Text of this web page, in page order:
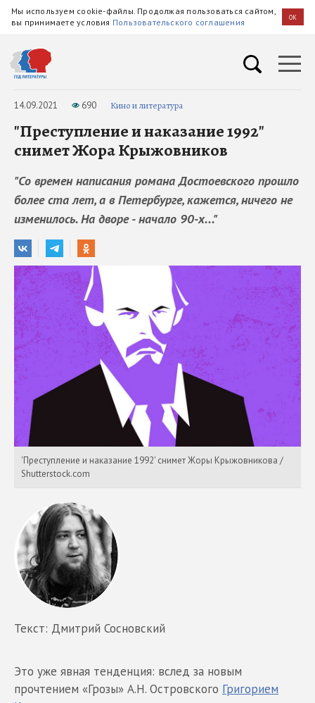
Мы используем cookie-файлы. Продолжая пользоваться сайтом,
вы принимаете условия Пользовательского соглашения OK
14.09.2021 690 Кино и литература
"Преступление и наказание 1992"
снимет Жора Крыжовников
"Со времен написания романа Достоевского прошло
более ста лет, а в Петербурге, кажется, ничего не
изменилось. На дворе - начало 90-х..."
'Преступление и наказание 1992' снимет Жоры Крыжовникова /
Shutterstock.com
Текст: Дмитрий Сосновский
Это уже явная тенденция: вслед за новым
прочтением «Грозы» А.Н. Островского Григорием